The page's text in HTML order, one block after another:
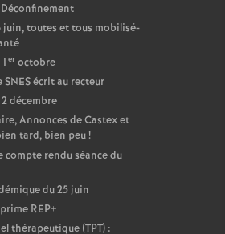
Déconfinement
juin, toutes et tous mobilisé-
eroctobre
SNES écrit au recteur
décembre
Annonces de Castex et
tard, bien peu!
compte rendu séance du
du 25 juin
REP+
thérapeutique (TPT) :